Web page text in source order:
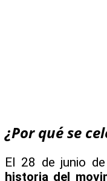
¿Por qué se
El 28 de junio
historia del